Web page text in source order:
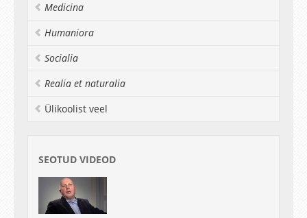
Medicina
Humaniora
Socialia
Realia et naturalia
Ülikoolist veel
SEOTUD VIDEOD